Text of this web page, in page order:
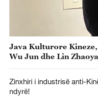
Java Kulturore
Wu Jun dhe Lin
Zinxhiri i industrisë anti-
ndyrë!